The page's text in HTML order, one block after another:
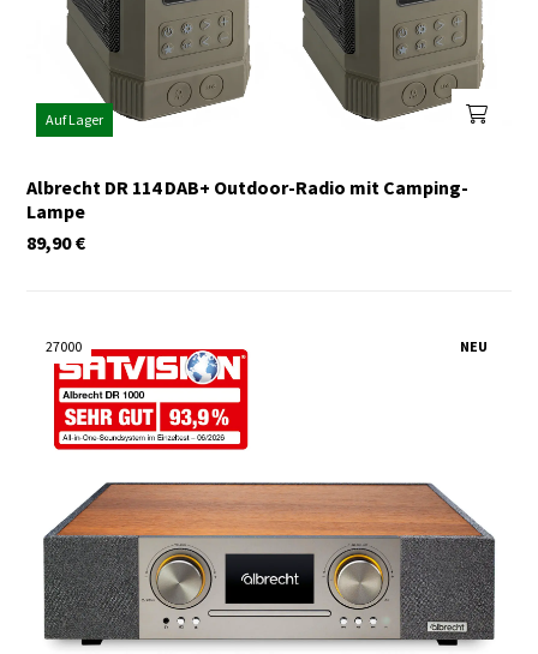
Auf Lager
Albrecht DR 114 DAB+ Outdoor-Radio mit Camping-
Lampe
€
89,90
NEU
27000